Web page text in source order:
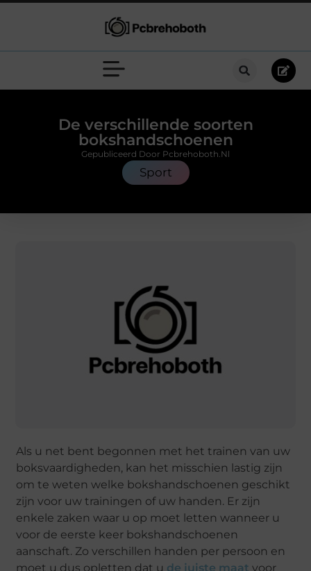
De verschillende soorten
bokshandschoenen
Sport
Gepubliceerd Door Pcbrehoboth.nl
Als u net bent begonnen met het trainen van uw
boksvaardigheden, kan het misschien lastig zijn
om te weten welke bokshandschoenen geschikt
zijn voor uw trainingen of uw handen. Er zijn
enkele zaken waar u op moet letten wanneer u
voor de eerste keer bokshandschoenen
aanschaft. Zo verschillen handen per persoon en
moet u dus opletten dat u de juiste maat voor